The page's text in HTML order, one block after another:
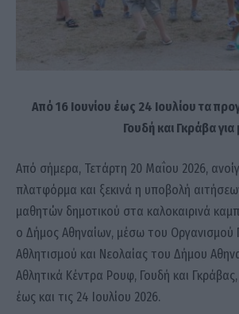
Από 16 Ιουνίου έως 24 Ιουλίου τα
Γουδή και Γκράβα
Από σήμερα, Τετάρτη 20 Μαΐου 2026,
πλατφόρμα και ξεκινά η υποβολή
μαθητών δημοτικού στα καλοκαιρινά
ο Δήμος Αθηναίων, μέσω του Οργανισμού
Αθλητισμού και Νεολαίας του Δήμου
Αθλητικά Κέντρα Ρουφ, Γουδή και Γκράβας,
έως και τις 24 Ιουλίου 2026.